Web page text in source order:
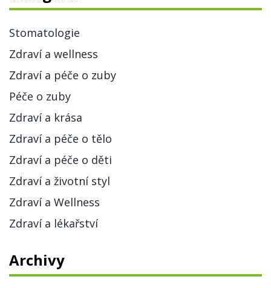
Stomatologie
Zdraví a wellness
Zdraví a péče o zuby
Péče o zuby
Zdraví a krása
Zdraví a péče o tělo
Zdraví a péče o děti
Zdraví a životní styl
Zdraví a Wellness
Zdraví a lékařství
Archivy